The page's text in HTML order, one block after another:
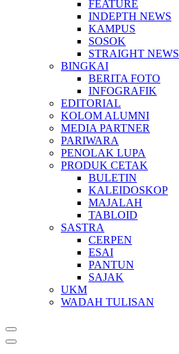
FEATURE
INDEPTH NEWS
KAMPUS
SOSOK
STRAIGHT NEWS
BINGKAI
BERITA FOTO
INFOGRAFIK
EDITORIAL
KOLOM ALUMNI
MEDIA PARTNER
PARIWARA
PENOLAK LUPA
PRODUK CETAK
BULETIN
KALEIDOSKOP
MAJALAH
TABLOID
SASTRA
CERPEN
ESAI
PANTUN
SAJAK
UKM
WADAH TULISAN